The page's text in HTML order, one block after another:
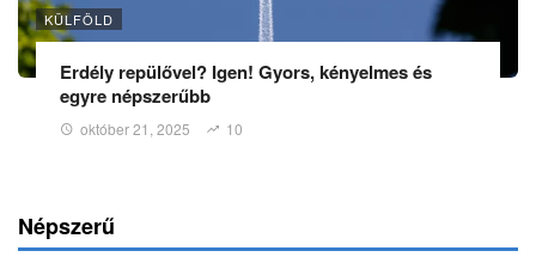
KÜLFÖLD
Erdély repülővel? Igen! Gyors, kényelmes és
egyre népszerűbb
október 21, 2025 10
Népszerű